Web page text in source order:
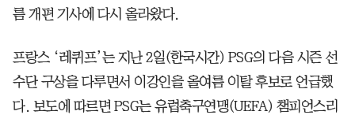
름 개편 기사에 다시 올라왔다.
프랑스 ‘레퀴프’는 지난 2일(한국시간) PSG의 다음 시즌 선
수단 구상을 다루면서 이강인을 올여름 이탈 후보로 언급했
다. 보도에 따르면 PSG는 유럽축구연맹(UEFA) 챔피언스리